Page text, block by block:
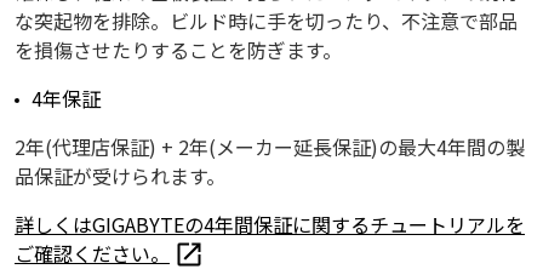
な突起物を排除。ビルド時に手を切ったり、不注意で部品
を損傷させたりすることを防ぎます。
4年保証
2年(代理店保証) + 2年(メーカー延長保証)の最大4年間の製
品保証が受けられます。
詳しくはGIGABYTEの4年間保証に関するチュートリアルを
ご確認ください。